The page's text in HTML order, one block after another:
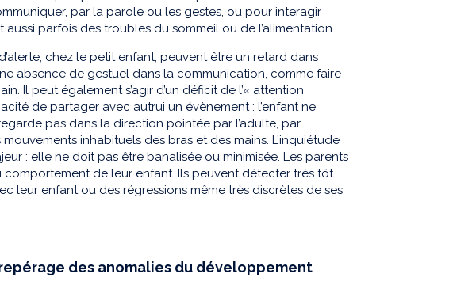
par la parole ou les gestes, ou pour interagir
parfois des troubles du sommeil ou de l’alimentation.
chez le petit enfant, peuvent être un retard dans
absence de gestuel dans la communication, comme faire
Il peut également s’agir d’un déficit de l’« attention
de partager avec autrui un évènement : l’enfant ne
pas dans la direction pointée par l’adulte, par
inhabituels des bras et des mains. L’inquiétude
: elle ne doit pas être banalisée ou minimisée. Les parents
comportement de leur enfant. Ils peuvent détecter très tôt
leur enfant ou des régressions même très discrètes de ses
des anomalies du développement